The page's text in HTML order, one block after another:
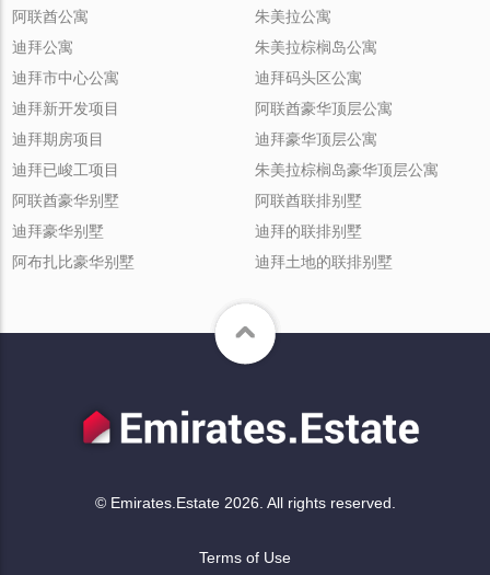
阿联酋公寓
迪拜公寓
迪拜市中心公寓
朱美拉公寓
朱美拉棕榈岛公寓
迪拜码头区公寓
迪拜新开发项目
迪拜期房项目
迪拜已峻工项目
阿联酋豪华顶层公寓
迪拜豪华顶层公寓
朱美拉棕榈岛豪华顶层公寓
阿联酋豪华别墅
迪拜豪华别墅
阿布扎比豪华别墅
阿联酋联排别墅
迪拜的联排别墅
迪拜土地的联排别墅
© Emirates.Estate 2026. All rights reserved.
Terms of Use